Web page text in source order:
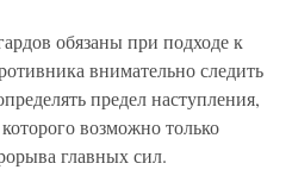
обязаны при подходе к
внимательно следить
предел наступления,
возможно только
главных сил.